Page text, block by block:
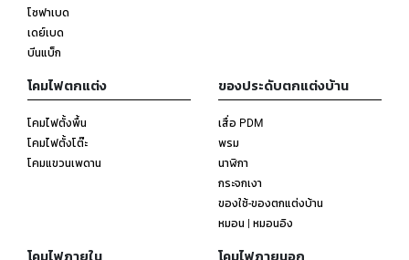
โซฟาเบด
เดย์เบด
บีนแบ็ก
โคมไฟตกแต่ง
โคมไฟตั้งพื้น
โคมไฟตั้งโต๊ะ
โคมแขวนเพดาน
ของประดับตกแต่งบ้าน
เสื่อ PDM
พรม
นาฬิกา
กระจกเงา
ของใช้-ของตกแต่งบ้าน
หมอน | หมอนอิง
โคมไฟภายใน โคมไฟภายนอก